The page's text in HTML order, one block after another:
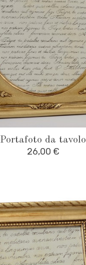
Portafoto da tavolo
26,00 €